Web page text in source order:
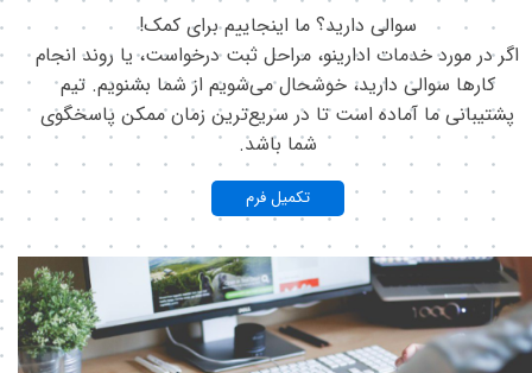
تکمیل فرم
سوالی دارید؟ ما اینجاییم برای کمک!
اگر در مورد خدمات ادارینو، مراحل ثبت درخواست، یا روند انجام
کارها سوالی دارید، خوشحال می‌شویم از شما بشنویم. تیم
پشتیبانی ما آماده است تا در سریع‌ترین زمان ممکن پاسخگوی
شما باشد.​​​​​​​